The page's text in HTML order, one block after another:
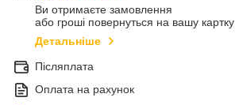
Ви отримаєте замовлення
або гроші повернуться на вашу картку
Детальніше
Післяплата
Оплата на рахунок